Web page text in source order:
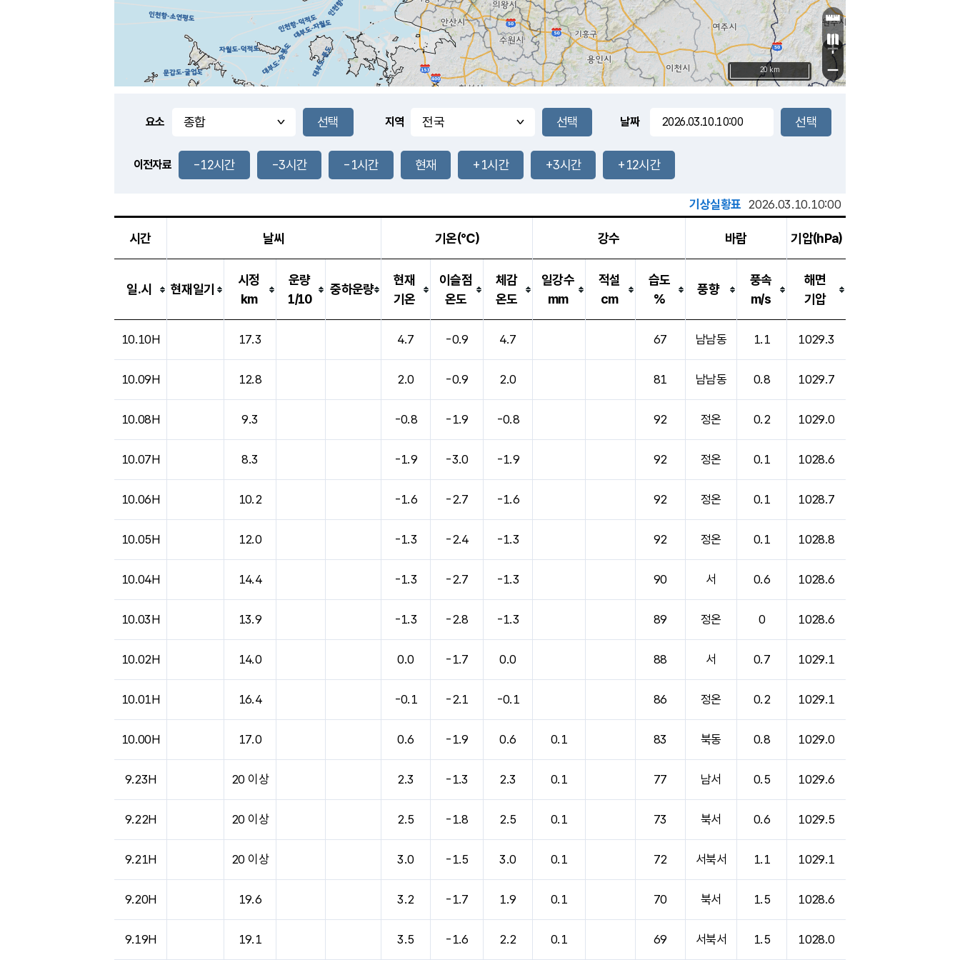
+
−
20 km
요소 지역 날짜
이전자료 -12시간 -3시간 -1시간 현재 +1시간 +3시간 +12시간
기상실황표 2026.03.10.10:00
시간 날씨 기온(℃) 강수 바람 기압(hPa)
일.시 현재일기
시정
km
운량
1/10
중하운량
현재
기온
이슬점
온도
체감
온도
일강수
mm
적설
cm
습도
%
풍향
풍속
m/s
해면
기압
10.10H 17.3 4.7 -0.9 4.7 67 남남동 1.1 1029.3
10.09H 12.8 2.0 -0.9 2.0 81 남남동 0.8 1029.7
10.08H 9.3 -0.8 -1.9 -0.8 92 정온 0.2 1029.0
10.07H 8.3 -1.9 -3.0 -1.9 92 정온 0.1 1028.6
10.06H 10.2 -1.6 -2.7 -1.6 92 정온 0.1 1028.7
10.05H 12.0 -1.3 -2.4 -1.3 92 정온 0.1 1028.8
10.04H 14.4 -1.3 -2.7 -1.3 90 서 0.6 1028.6
10.03H 13.9 -1.3 -2.8 -1.3 89 정온 0 1028.6
10.02H 14.0 0.0 -1.7 0.0 88 서 0.7 1029.1
10.01H 16.4 -0.1 -2.1 -0.1 86 정온 0.2 1029.1
10.00H 17.0 0.6 -1.9 0.6 0.1 83 북동 0.8 1029.0
9.23H 20 이상 2.3 -1.3 2.3 0.1 77 남서 0.5 1029.6
9.22H 20 이상 2.5 -1.8 2.5 0.1 73 북서 0.6 1029.5
9.21H 20 이상 3.0 -1.5 3.0 0.1 72 서북서 1.1 1029.1
9.20H 19.6 3.2 -1.7 1.9 0.1 70 북서 1.5 1028.6
9.19H 19.1 3.5 -1.6 2.2 0.1 69 서북서 1.5 1028.0